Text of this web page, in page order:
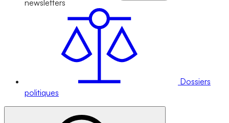
newsletters
Dossiers
politiques